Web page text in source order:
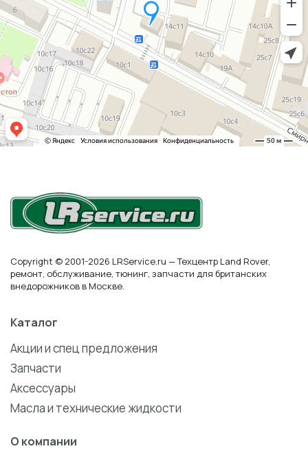
Copyright © 2001-2026 LRService.ru — Техцентр Land Rover,
ремонт, обслуживание, тюнинг, запчасти для британских
внедорожников в Москве.
Каталог
Акции и спец предложения
Запчасти
Аксессуары
Масла и технические жидкости
О компании